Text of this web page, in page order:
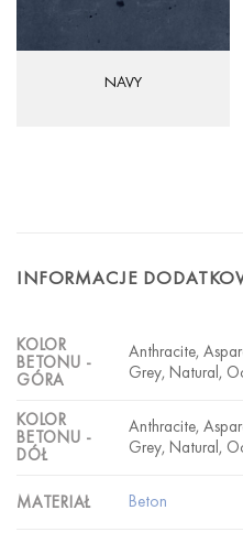
NAVY
INFORMACJE
KOLOR
BETONU -
GÓRA
Anthracite,
Grey, Natural,
KOLOR
BETONU -
DÓŁ
Anthracite,
Grey, Natural,
MATERIAŁ Beton